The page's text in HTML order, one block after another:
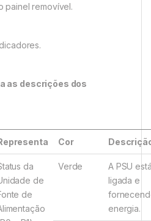
painel removível.
as descrições dos
Cor
da
de
de
Verde
A PSU
ligada e
energia.